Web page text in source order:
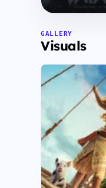
GALLERY
Visuals